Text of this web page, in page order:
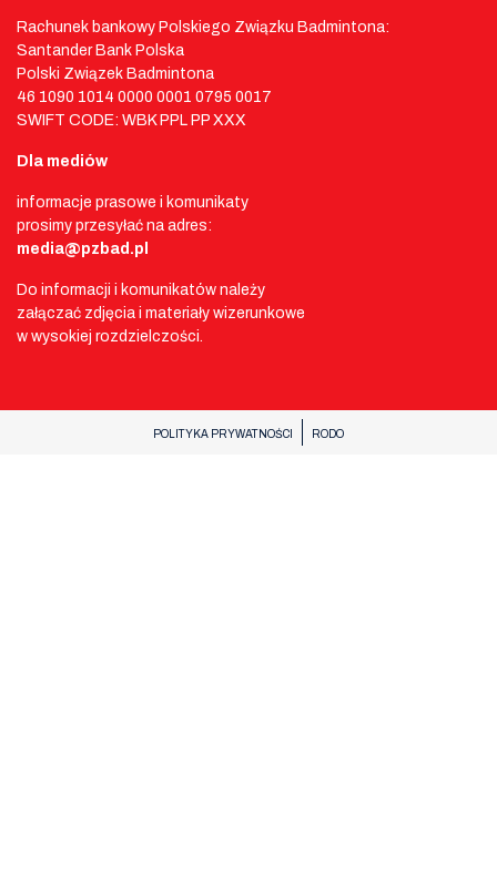
Rachunek bankowy Polskiego Związku Badmintona:
Santander Bank Polska
Polski Związek Badmintona
46 1090 1014 0000 0001 0795 0017
SWIFT CODE: WBK PPL PP XXX
Dla mediów
informacje prasowe i komunikaty
prosimy przesyłać na adres:
media@pzbad.pl
Do informacji i komunikatów należy
załączać zdjęcia i materiały wizerunkowe
w wysokiej rozdzielczości.
POLITYKA PRYWATNOŚCI RODO